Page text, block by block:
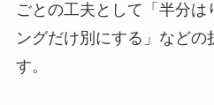
ごとの工夫として「半分
ングだけ別にする」などの
す。